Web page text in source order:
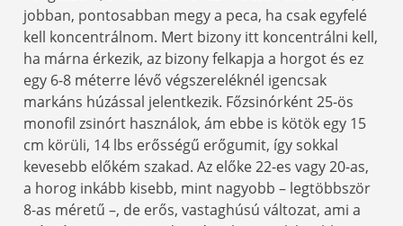
jobban, pontosabban megy a peca, ha csak egyfelé
kell koncentrálnom. Mert bizony itt koncentrálni kell,
ha márna érkezik, az bizony felkapja a horgot és ez
egy 6-8 méterre lévő végszereléknél igencsak
markáns húzással jelentkezik. Főzsinórként 25-ös
monofil zsinórt használok, ám ebbe is kötök egy 15
cm körüli, 14 lbs erősségű erőgumit, így sokkal
kevesebb előkém szakad. Az előke 22-es vagy 20-as,
a horog inkább kisebb, mint nagyobb – legtöbbször
8-as méretű –, de erős, vastaghúsú változat, ami a